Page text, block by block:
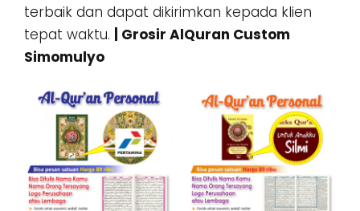
terbaik dan dapat dikirimkan kepada klien
tepat waktu.
| Grosir AlQuran Custom
Simomulyo